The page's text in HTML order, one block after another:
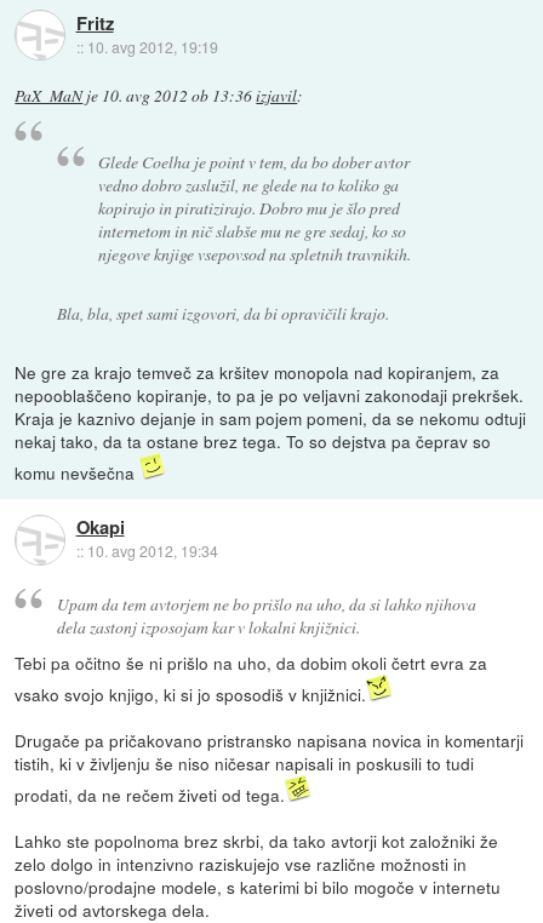
Fritz
:: 10. avg 2012, 19:19
PaX_MaNje 10. avg 2012 ob 13:36izjavil:
Glede Coelha je point v tem, da bo dober avtor
vedno dobro zaslužil, ne glede na to koliko ga
kopirajo in piratizirajo. Dobro mu je šlo pred
internetom in nič slabše mu ne gre sedaj, ko so
njegove knjige vsepovsod na spletnih travnikih.
Bla, bla, spet sami izgovori, da bi opravičili krajo.
Ne gre za krajo temveč za kršitev monopola nad kopiranjem, za
nepooblaščeno kopiranje, to pa je po veljavni zakonodaji prekršek.
Kraja je kaznivo dejanje in sam pojem pomeni, da se nekomu odtuji
nekaj tako, da ta ostane brez tega. To so dejstva pa čeprav so
komu nevšečna
Okapi
:: 10. avg 2012, 19:34
Upam da tem avtorjem ne bo prišlo na uho, da si lahko njihova
dela zastonj izposojam kar v lokalni knjižnici.
Tebi pa očitno še ni prišlo na uho, da dobim okoli četrt evra za
vsako svojo knjigo, ki si jo sposodiš v knjižnici.
Drugače pa pričakovano pristransko napisana novica in komentarji
tistih, ki v življenju še niso ničesar napisali in poskusili to tudi
prodati, da ne rečem živeti od tega.
Lahko ste popolnoma brez skrbi, da tako avtorji kot založniki že
zelo dolgo in intenzivno raziskujejo vse različne možnosti in
poslovno/prodajne modele, s katerimi bi bilo mogoče v internetu
živeti od avtorskega dela.